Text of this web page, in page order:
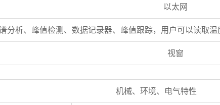
以太网
分析、峰值检测、数据记录器、峰值跟踪，用户可以读取
视窗
机械、环境、电气特性